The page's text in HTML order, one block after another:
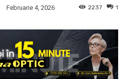
Februarie 4, 2026 1
2237